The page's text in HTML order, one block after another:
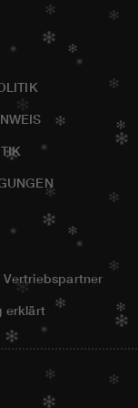
Vertriebspartner
erklärt